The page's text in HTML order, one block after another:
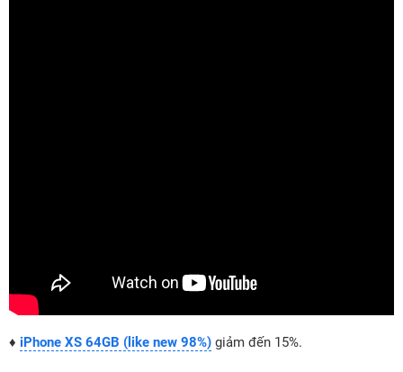
♦ iPhone XS 64GB (like new 98%) giảm đến 15%.